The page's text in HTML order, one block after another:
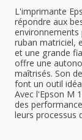
L'imprimante
répondre aux
ruban matriciel,
et une grande
offre une
maîtrisés. Son
font un outil
Avec l'Epson M
des
leurs processus